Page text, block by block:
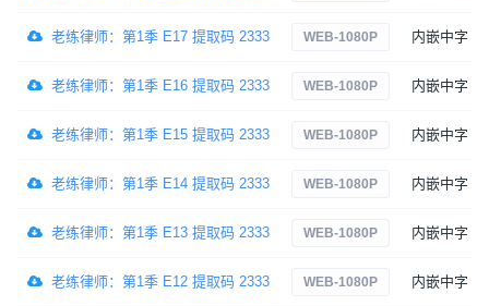
老练律师：第1季 E17 提取码 2333 WEB-1080P 内嵌中字
老练律师：第1季 E16 提取码 2333 WEB-1080P 内嵌中字
老练律师：第1季 E15 提取码 2333 WEB-1080P 内嵌中字
老练律师：第1季 E14 提取码 2333 WEB-1080P 内嵌中字
老练律师：第1季 E13 提取码 2333 WEB-1080P 内嵌中字
老练律师：第1季 E12 提取码 2333 WEB-1080P 内嵌中字